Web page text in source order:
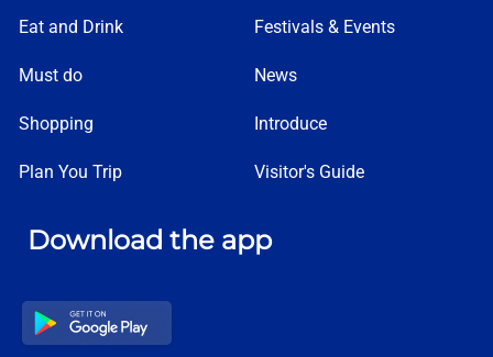
Eat and Drink
Must do
Shopping
Plan You Trip
Festivals & Events
News
Introduce
Visitor's Guide
Download the app